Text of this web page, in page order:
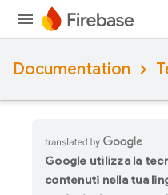
Documentation
Google utilizza la
contenuti nella tua